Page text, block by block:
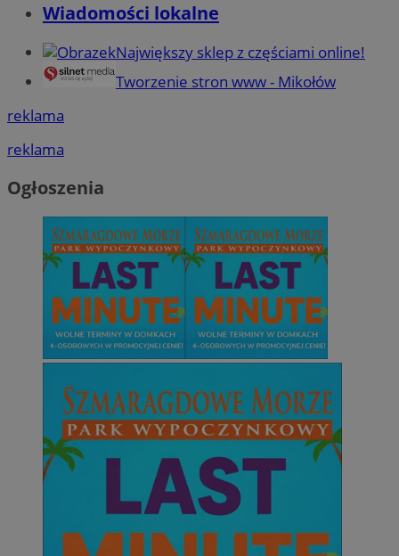
Wiadomości lokalne
Największy sklep z częściami online!
Tworzenie stron www - Mikołów
reklama
reklama
Ogłoszenia